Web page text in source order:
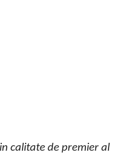
in calitate de premier al